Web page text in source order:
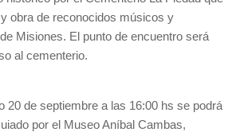
obra de reconocidos músicos y
Misiones. El punto de encuentro será
al cementerio.
20 de septiembre a las 16:00 hs se podrá
por el Museo Aníbal Cambas,